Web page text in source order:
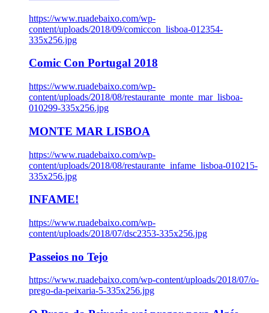
https://www.ruadebaixo.com/wp-
content/uploads/2018/09/comiccon_lisboa-012354-
335x256.jpg
Comic Con Portugal 2018
https://www.ruadebaixo.com/wp-
content/uploads/2018/08/restaurante_monte_mar_lisboa-
010299-335x256.jpg
MONTE MAR LISBOA
https://www.ruadebaixo.com/wp-
content/uploads/2018/08/restaurante_infame_lisboa-010215-
335x256.jpg
INFAME!
https://www.ruadebaixo.com/wp-
content/uploads/2018/07/dsc2353-335x256.jpg
Passeios no Tejo
https://www.ruadebaixo.com/wp-content/uploads/2018/07/o-
prego-da-peixaria-5-335x256.jpg